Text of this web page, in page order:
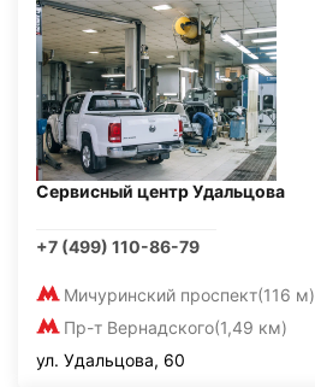
Сервисный центр Удальцова
+7 (499) 110-86-79
Мичуринский проспект(116 м)
Пр-т Вернадского(1,49 км)
ул. Удальцова, 60